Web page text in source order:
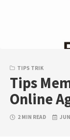
TIPS TRIK
Tips
Online
2 MIN READ